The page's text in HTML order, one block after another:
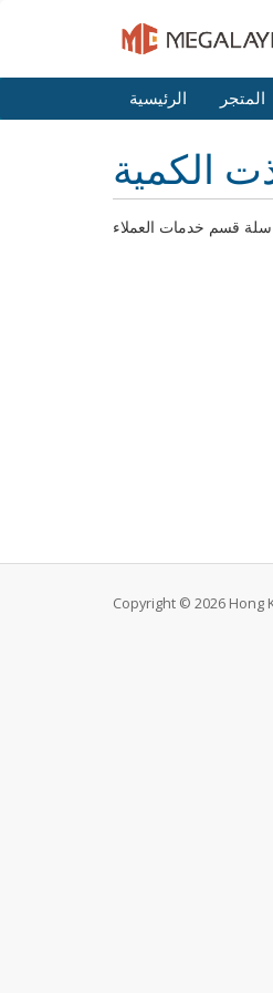
الرئيسية
الكمية
قسم خدمات العملاء
Copyright © 2026 Hong